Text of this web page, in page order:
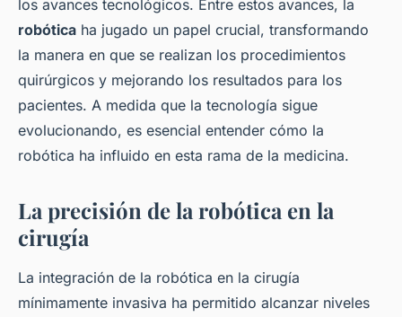
los avances tecnológicos. Entre estos avances, la
robótica ha jugado un papel crucial, transformando
la manera en que se realizan los procedimientos
quirúrgicos y mejorando los resultados para los
pacientes. A medida que la tecnología sigue
evolucionando, es esencial entender cómo la
robótica ha influido en esta rama de la medicina.
La precisión de la robótica en la
cirugía
La integración de la robótica en la cirugía
mínimamente invasiva ha permitido alcanzar niveles